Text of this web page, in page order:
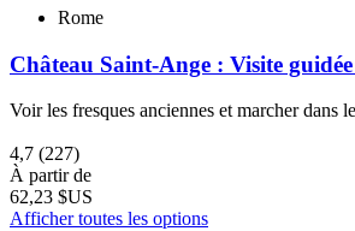
Rome
Château Saint-Ange : Visite
Voir les fresques anciennes et marcher dans
4,7 (227)
À partir de
62,23 $US
Afficher toutes les options